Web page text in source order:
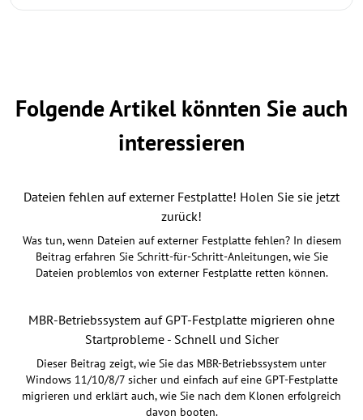
Folgende Artikel könnten Sie auch
interessieren
Dateien fehlen auf externer Festplatte! Holen Sie sie jetzt
zurück!
Was tun, wenn Dateien auf externer Festplatte fehlen? In diesem
Beitrag erfahren Sie Schritt-für-Schritt-Anleitungen, wie Sie
Dateien problemlos von externer Festplatte retten können.
MBR-Betriebssystem auf GPT-Festplatte migrieren ohne
Startprobleme - Schnell und Sicher
Dieser Beitrag zeigt, wie Sie das MBR-Betriebssystem unter
Windows 11/10/8/7 sicher und einfach auf eine GPT-Festplatte
migrieren und erklärt auch, wie Sie nach dem Klonen erfolgreich
davon booten.